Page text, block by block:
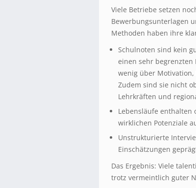
Viele Betriebe setzen
Bewerbungsunterlagen
Methoden haben ihre
Schulnoten sind kein
einen sehr begrenzten
wenig über
Zudem sind sie nicht
Lehrkräften und
Lebensläufe
wirklichen Potenziale
Unstrukturierte
Einschätzungen
Das Ergebnis: Viele
trotz vermeintlich guter